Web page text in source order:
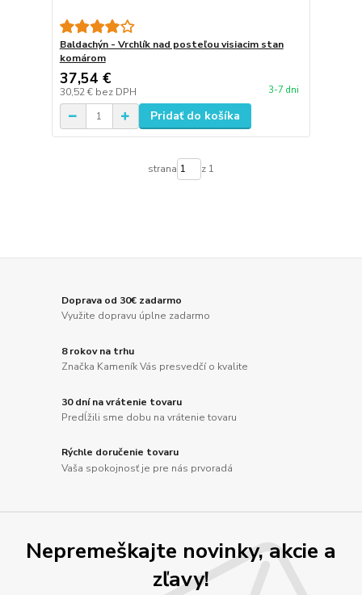
Baldachýn - Vrchlík nad posteľou visiacim stan
komárom
37,54 €
30,52 € bez DPH 3-7 dni
Pridať do košíka
strana z 1
Doprava od 30€ zadarmo
Využite dopravu úplne zadarmo
8 rokov na trhu
Značka Kameník Vás presvedčí o kvalite
30 dní na vrátenie tovaru
Predĺžili sme dobu na vrátenie tovaru
Rýchle doručenie tovaru
Vaša spokojnosť je pre nás prvoradá
Nepremeškajte novinky, akcie a
zľavy!